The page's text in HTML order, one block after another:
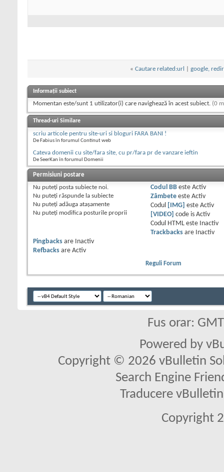
« Cautare related:url google,
Informații subiect
Momentan este/sunt 1 utilizator(i) care navighează în acest subiect. (0
Thread-uri Similare
scriu articole pentru site-uri si bloguri FARA BANI !
De Fabius în forumul Continut web
Cateva domenii cu site/fara site, cu pr/fara pr de vanzare ieftin
De SeerKan în forumul Domenii
Permisiuni postare
Nu puteţi posta subiecte noi.
Nu puteţi răspunde la subiecte
Nu puteţi adăuga ataşamente
Nu puteţi modifica posturile proprii
Codul BBeste Activ
Zâmbeteeste Activ
Codul
[IMG] este Activ
[VIDEO] code is Activ
Codul HTML este
Inactiv
Trackbacksare
Inactiv
Pingbacks are
Inactiv
Refbacks are Activ
Reguli Forum
Fus orar:
Powered by
Copyright © 2026 vBulletin
Search Engine
Traducere
Copyright